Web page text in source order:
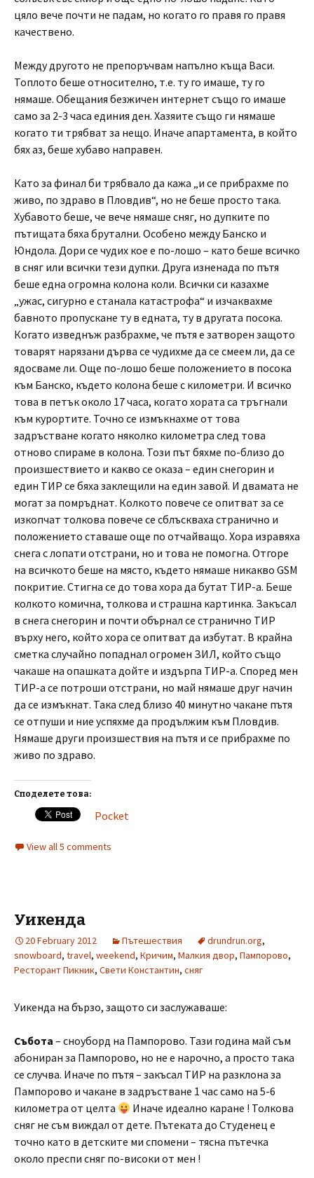
цяло вече почти не падам, но когато го правя го правя
качествено.
Между другото не препоръчвам напълно къща Васи.
Топлото беше относително, т.е. ту го имаше, ту го
нямаше. Обещания безжичен интернет също го имаше
само за 2-3 часа единия ден. Хазяите също ги нямаше
когато ти трябват за нещо. Иначе апартамента, в който
бях аз, беше хубаво направен.
Като за финал би трябвало да кажа „и се прибрахме по
живо, по здраво в Пловдив“, но не беше просто така.
Хубавото беше, че вече нямаше сняг, но дупките по
пътищата бяха брутални. Особено между Банско и
Юндола. Дори се чудих кое е по-лошо – като беше всичко
в сняг или всички тези дупки. Друга изненада по пътя
беше една огромна колона коли. Всички си казахме
„ужас, сигурно е станала катастрофа“ и изчаквахме
бавното пропускане ту в едната, ту в другата посока.
Когато изведнъж разбрахме, че пътя е затворен защото
товарят нарязани дърва се чудихме да се смеем ли, да се
ядосваме ли. Още по-лошо беше положението в посока
към Банско, където колона беше с километри. И всичко
това в петък около 17 часа, когато хората са тръгнали
към курортите. Точно се измъкнахме от това
задръстване когато няколко километра след това
отново спираме в колона. Този път бяхме по-близо до
произшествието и какво се оказа – един снегорин и
един ТИР се бяха заклещили на един завой. И двамата не
могат за помръднат. Колкото повече се опитват за се
изкопчат толкова повече се сблъскваха странично и
положението ставаше още по отчайващо. Хора изравяха
снега с лопати отстрани, но и това не помогна. Отгоре
на всичкото беше на място, където нямаше никакво GSM
покритие. Стигна се до това хора да бутат ТИР-а. Беше
колкото комична, толкова и страшна картинка. Закъсал
в снега снегорин и почти обърнал се странично ТИР
върху него, който хора се опитват да избутат. В крайна
сметка случайно попаднал огромен ЗИЛ, който също
чакаше на опашката дойте и издърпа ТИР-а. Според мен
ТИР-а се потроши отстрани, но май нямаше друг начин
да се измъкнат. Така след близо 40 минутно чакане пътя
се отпуши и ние успяхме да продължим към Пловдив.
Нямаше други произшествия на пътя и се прибрахме по
живо по здраво.
Споделете това:
Pocket
View all 5 comments
Уикенда
20 February 2012 Пътешествия drundrun.org,
snowboard, travel, weekend, Кричим, Малкия двор, Пампорово,
Ресторант Пикник, Свети Константин, сняг
Уикенда на бързо, защото си заслужаваше:
Събота – сноуборд на Пампорово. Тази година май съм
абониран за Пампорово, но не е нарочно, а просто така
се случва. Иначе по пътя – закъсал ТИР на разклона за
Пампорово и чакане в задръстване 1 час само на 5-6
километра от целта
Иначе идеално каране ! Толкова
сняг не съм виждал от дете. Пътеката до Студенец е
точно като в детските ми спомени – тясна пътечка
около преспи сняг по-високи от мен !